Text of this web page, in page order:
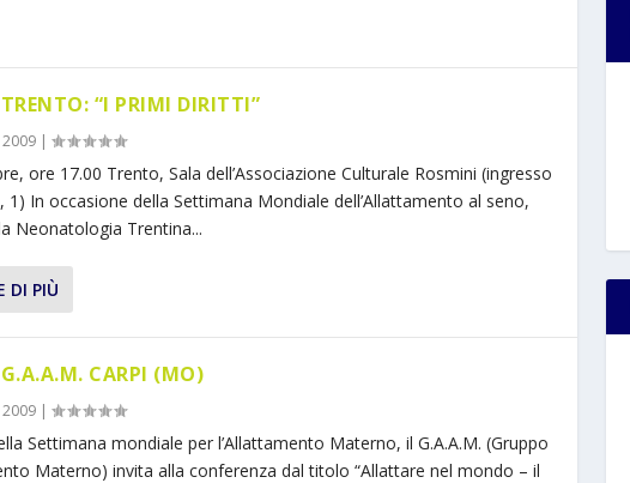
“I PRIMI DIRITTI”
2009 |
ore 17.00 Trento, Sala dell’Associazione Culturale Rosmini (ingresso
1) In occasione della Settimana Mondiale dell’Allattamento al seno,
Neonatologia Trentina...
DI PIÙ
CARPI (MO)
2009 |
Settimana mondiale per l’Allattamento Materno, il G.A.A.M. (Gruppo
Materno) invita alla conferenza dal titolo “Allattare nel mondo – il